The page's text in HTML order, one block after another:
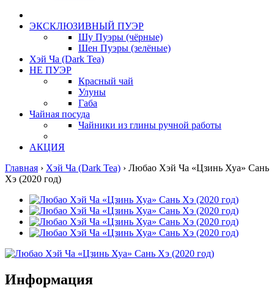
ЭКСКЛЮЗИВНЫЙ ПУЭР
Шу Пуэры (чёрные)
Шен Пуэры (зелёные)
Хэй Ча (Dark Tea)
НЕ ПУЭР
Красный чай
Улуны
Габа
Чайная посуда
Чайники из глины ручной работы
АКЦИЯ
Главная › Хэй Ча (Dark Tea) › Любао Хэй Ча «Цзинь Хуа» Сань
Хэ (2020 год)
Информация